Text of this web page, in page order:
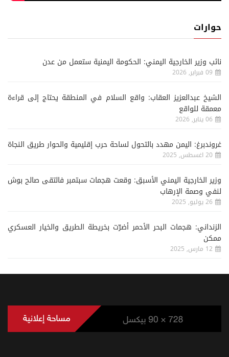
حوارات
نائب وزير الخارجية اليمني: الحكومة اليمنية ستعمل من عدن
09 فبراير, 2026
الشيخ عبدالعزيز العقاب: واقع السلام في المنطقة يحتاج إلى قراءة
معمقة للواقع
06 يناير, 2026
غروندبرغ: اليمن مهدد بالتحول لساحة حرب إقليمية والحوار طريق النجاة
20 اغسطس, 2025
وزير الخارجية اليمني الأسبق: وقعت هجمات سبتمبر فالتقى صالح بوش
لنفي وصمة الإرهاب
26 يوليو, 2025
الزنداني: هجمات البحر الأحمر أضرّت بخريطة الطريق والخيار العسكري
ممكن
12 مارس, 2025